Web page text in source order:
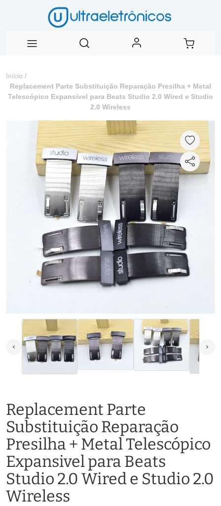
Início /
Replacement Parte Substituição Reparação Presilha + Metal
Telescópico Expansivel para Beats Studio 2.0 Wired e Studio
2.0 Wireless
Replacement Parte
Substituição Reparação
Presilha + Metal Telescópico
Expansivel para Beats
Studio 2.0 Wired e Studio 2.0
Wireless